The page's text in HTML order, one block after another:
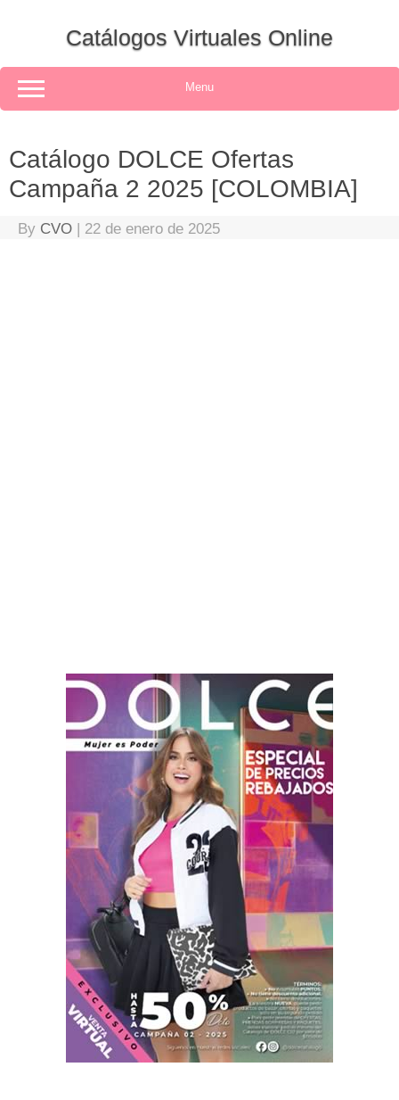
Catálogos Virtuales Online
Menu
Catálogo DOLCE Ofertas
Campaña 2 2025 [COLOMBIA]
By CVO | 22 de enero de 2025